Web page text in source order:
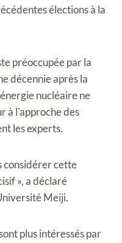
élections à la
préoccupée par la
décennie après la
nucléaire ne
à l'approche des
les experts.
considérer cette
», a déclaré
Meiji.
plus intéressés par